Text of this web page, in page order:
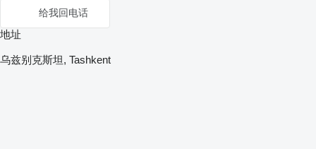
给我回电话
地址
乌兹别克斯坦, Tashkent